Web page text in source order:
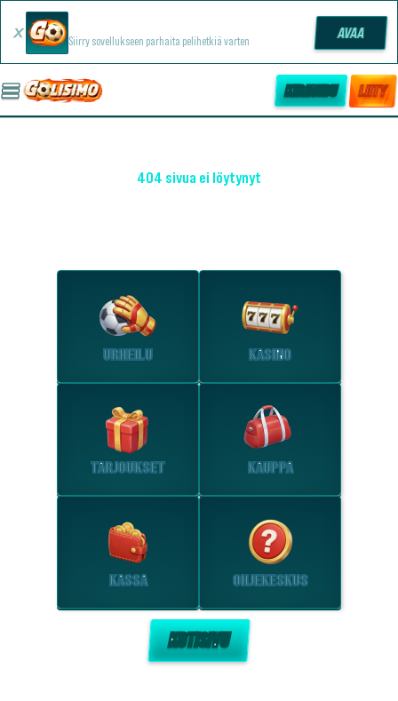
Siirry sovellukseen parhaita pelihetkiä varten AVAA
KIRJAUDU LIITY
404 sivua ei löytynyt
URHEILU KASINO
TARJOUKSET KAUPPA
KASSA OHJEKESKUS
KOTISIVU